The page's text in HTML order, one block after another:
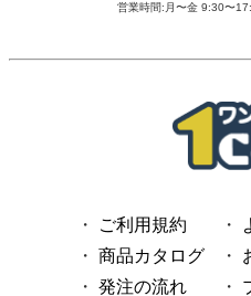
ご利用規約
商品カタログ
発注の流れ
営業時間:月〜金 9:30〜